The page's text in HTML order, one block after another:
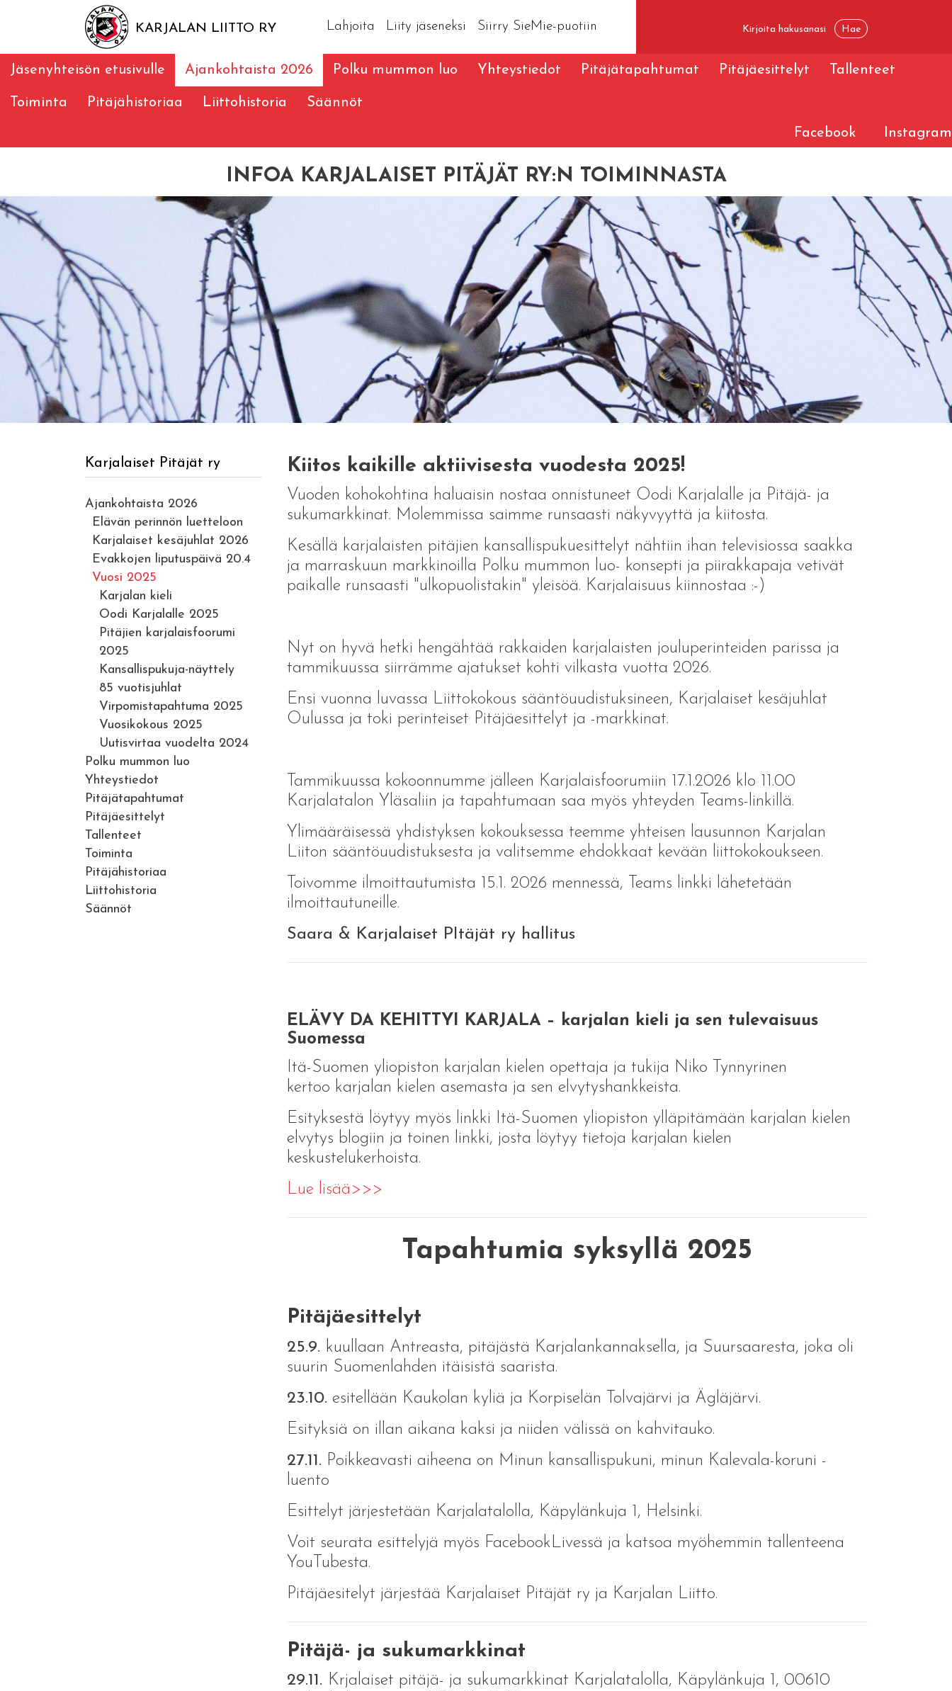
KARJALAN LIITTO RY Lahjoita Liity jäseneksi Siirry SieMie-puotiin
Jäsenyhteisön etusivulle Ajankohtaista 2026 Polku mummon luo Yhteystiedot Pitäjätapahtumat Pitäjäesittelyt Tallenteet
Toiminta Pitäjähistoriaa Liittohistoria Säännöt
Facebook Instagram
INFOA KARJALAISET PITÄJÄT RY:N TOIMINNASTA
Karjalaiset Pitäjät ry
Ajankohtaista 2026
Elävän perinnön luetteloon
Karjalaiset kesäjuhlat 2026
Evakkojen liputuspäivä 20.4
Vuosi 2025
Karjalan kieli
Oodi Karjalalle 2025
Pitäjien karjalaisfoorumi
2025
Kansallispukuja-näyttely
85 vuotisjuhlat
Virpomistapahtuma 2025
Vuosikokous 2025
Uutisvirtaa vuodelta 2024
Polku mummon luo
Yhteystiedot
Pitäjätapahtumat
Pitäjäesittelyt
Tallenteet
Toiminta
Pitäjähistoriaa
Liittohistoria
Säännöt
Kiitos kaikille aktiivisesta vuodesta 2025!
Vuoden kohokohtina haluaisin nostaa onnistuneet Oodi Karjalalle ja Pitäjä- ja
sukumarkkinat. Molemmissa saimme runsaasti näkyvyyttä ja kiitosta.
Kesällä karjalaisten pitäjien kansallispukuesittelyt nähtiin ihan televisiossa saakka
ja marraskuun markkinoilla Polku mummon luo- konsepti ja piirakkapaja vetivät
paikalle runsaasti "ulkopuolistakin" yleisöä. Karjalaisuus kiinnostaa :-)
Nyt on hyvä hetki hengähtää rakkaiden karjalaisten jouluperinteiden parissa ja
tammikuussa siirrämme ajatukset kohti vilkasta vuotta 2026.
Ensi vuonna luvassa Liittokokous sääntöuudistuksineen, Karjalaiset kesäjuhlat
Oulussa ja toki perinteiset Pitäjäesittelyt ja -markkinat.
Tammikuussa kokoonnumme jälleen Karjalaisfoorumiin 17.1.2026 klo 11.00
Karjalatalon Yläsaliin ja tapahtumaan saa myös yhteyden Teams-linkillä.
Ylimääräisessä yhdistyksen kokouksessa teemme yhteisen lausunnon Karjalan
Liiton sääntöuudistuksesta ja valitsemme ehdokkaat kevään liittokokoukseen.
Toivomme ilmoittautumista 15.1. 2026 mennessä, Teams linkki lähetetään
ilmoittautuneille.
Saara & Karjalaiset PItäjät ry hallitus
ELÄVY DA KEHITTYI KARJALA – karjalan kieli ja sen tulevaisuus
Suomessa
Itä-Suomen yliopiston karjalan kielen opettaja ja tukija Niko Tynnyrinen
kertoo karjalan kielen asemasta ja sen elvytyshankkeista.
Esityksestä löytyy myös linkki Itä-Suomen yliopiston ylläpitämään karjalan kielen
elvytys blogiin ja toinen linkki, josta löytyy tietoja karjalan kielen
keskustelukerhoista.
Lue lisää>>>
Tapahtumia syksyllä 2025
Pitäjäesittelyt
25.9. kuullaan Antreasta, pitäjästä Karjalankannaksella, ja Suursaaresta, joka oli
suurin Suomenlahden itäisistä saarista.
23.10. esitellään Kaukolan kyliä ja Korpiselän Tolvajärvi ja Ägläjärvi.
Esityksiä on illan aikana kaksi ja niiden välissä on kahvitauko.
27.11. Poikkeavasti aiheena on Minun kansallispukuni, minun Kalevala-koruni -
luento
Esittelyt järjestetään Karjalatalolla, Käpylänkuja 1, Helsinki.
Voit seurata esittelyjä myös FacebookLivessä ja katsoa myöhemmin tallenteena
YouTubesta.
Pitäjäesitelyt järjestää Karjalaiset Pitäjät ry ja Karjalan Liitto.
Pitäjä- ja sukumarkkinat
29.11. Krjalaiset pitäjä- ja sukumarkkinat Karjalatalolla, Käpylänkuja 1, 00610